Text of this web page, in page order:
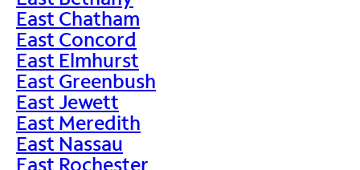
East Chatham
East Concord
East Elmhurst
East Greenbush
East Jewett
East Meredith
East Nassau
East Rochester